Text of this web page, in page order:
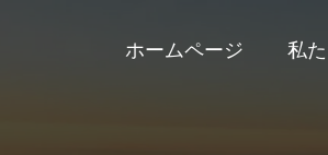
ホームページ 私